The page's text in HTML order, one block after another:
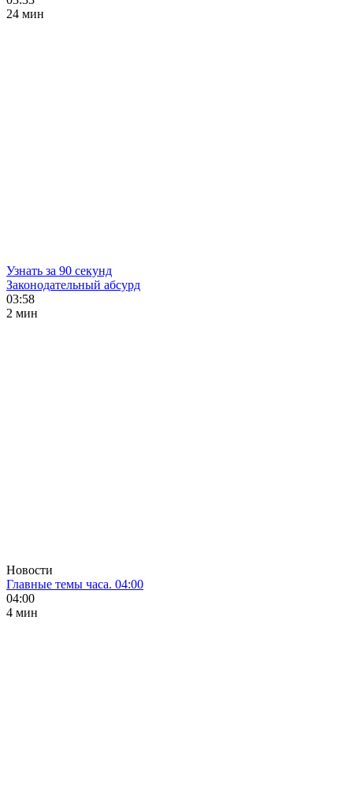
24 мин
Узнать за 90 секунд
Законодательный абсурд
03:58
2 мин
Новости
Главные темы часа. 04:00
04:00
4 мин